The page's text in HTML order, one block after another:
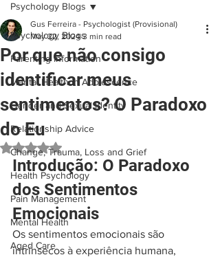
Psychology Blogs
Parenting Information
Mental Health in Adolescence
Gender and Sexual Identity
Relationship Advice
Change, Trauma, Loss and Grief
Health Psychology
Pain Management
Mental Health
Aged Care
Psychology Blogs
Por que não consigo
identificar meus
sentimentos? O Paradoxo
do Eu
Gus Ferreira - Psychologist (Provisional)
May 22, 2024 3 min read
Rated NaN out of 5 stars.
Introdução: O Paradoxo
dos Sentimentos
Emocionais
Os sentimentos emocionais são
intrínsecos à experiência humana,